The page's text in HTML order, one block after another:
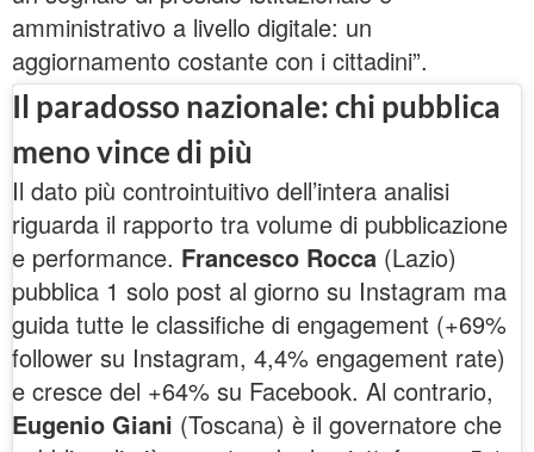
amministrativo a livello digitale: un
aggiornamento costante con i cittadini”.
Il paradosso nazionale: chi pubblica
meno vince di più
Il dato più controintuitivo dell’intera analisi
riguarda il rapporto tra volume di pubblicazione
e performance. Francesco Rocca (Lazio)
pubblica 1 solo post al giorno su Instagram ma
guida tutte le classifiche di engagement (+69%
follower su Instagram, 4,4% engagement rate)
e cresce del +64% su Facebook. Al contrario,
Eugenio Giani (Toscana) è il governatore che